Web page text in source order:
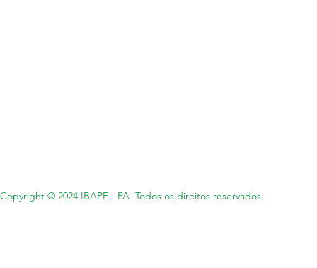
Copyright © 2024 IBAPE - PA. Todos os direitos reservados.